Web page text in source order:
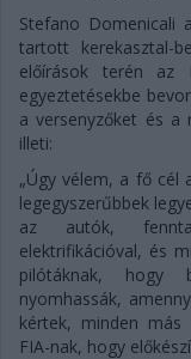
Stefano Domenicali
tartott kerekasztal-
előírások terén az
egyeztetésekbe
a versenyzőket és a
illeti:
„Úgy vélem, a fő cél
legegyszerűbbek
az autók,
elektrifikációval, és
pilótáknak, hogy
nyomhassák,
kértek, minden más
FIA-nak, hogy